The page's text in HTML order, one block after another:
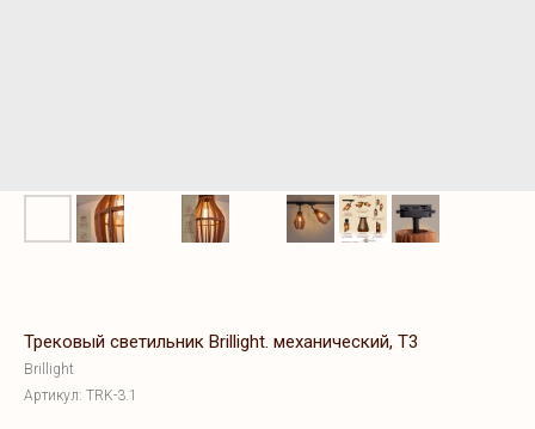
Трековый светильник Brillight. механический, T3
Brillight
Артикул: TRK-3.1